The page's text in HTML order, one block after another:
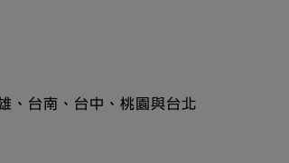
、台南、台中、桃園與台北